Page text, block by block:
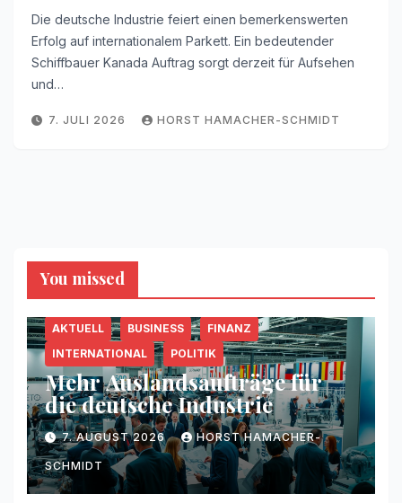
Die deutsche Industrie feiert einen bemerkenswerten
Erfolg auf internationalem Parkett. Ein bedeutender
Schiffbauer Kanada Auftrag sorgt derzeit für Aufsehen
und…
7. JULI 2026 HORST HAMACHER-SCHMIDT
You missed
AKTUELL BUSINESS
FINANZ
INTERNATIONAL
POLITIK
Mehr Auslandsaufträge für
die deutsche Industrie
7. AUGUST 2026 HORST HAMACHER-
SCHMIDT